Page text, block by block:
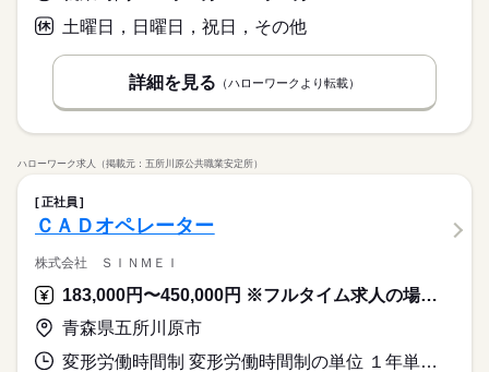
土曜日，日曜日，祝日，その他
詳細を見る （ハローワークより転載）
ハローワーク求人（掲載元：五所川原公共職業安定所）
正社員
ＣＡＤオペレーター
株式会社 ＳＩＮＭＥＩ
183,000円〜450,000円 ※フルタイム求人の場合は月額（換算額）、パート求人の場合は時間額を表示しています。
青森県五所川原市
変形労働時間制 変形労働時間制の単位 １年単位 就業時間１ 8時00分〜17時30分